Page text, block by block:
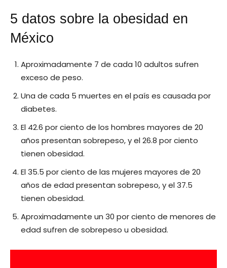
5 datos sobre la obesidad en
México
Aproximadamente 7 de cada 10 adultos sufren
exceso de peso.
Una de cada 5 muertes en el país es causada por
diabetes.
El 42.6 por ciento de los hombres mayores de 20
años presentan sobrepeso, y el 26.8 por ciento
tienen obesidad.
El 35.5 por ciento de las mujeres mayores de 20
años de edad presentan sobrepeso, y el 37.5
tienen obesidad.
Aproximadamente un 30 por ciento de menores de
edad sufren de sobrepeso u obesidad.